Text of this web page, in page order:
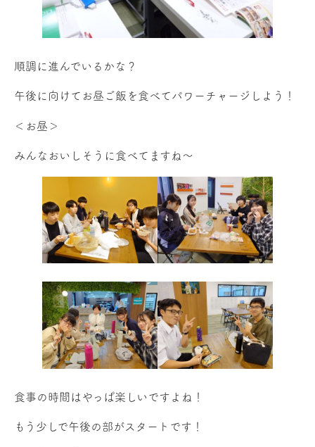
順調に進んでいるかな？
午後に向けてお昼ご飯を食べてパワーチャージしよう！
＜お昼＞
みんなおいしそうに食べてますね～
食事の時間はやっぱ楽しいですよね！
もう少しで午後の部がスタートです！